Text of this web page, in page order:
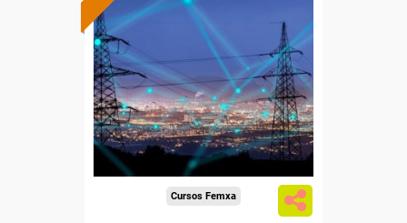
Formación 100%
subvencionada.
Para desempleados,
trabajadores y autónomos.
Sector
-Energía y Agua.
Cursos Femxa